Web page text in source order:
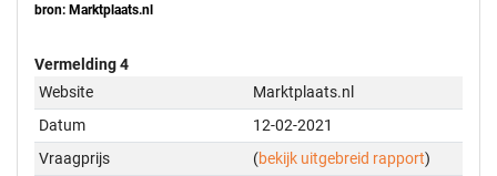
bron: Marktplaats.nl
Vermelding 4
Website
Marktplaats.nl
Datum
12-02-2021
Vraagprijs
(bekijk uitgebreid rapport)